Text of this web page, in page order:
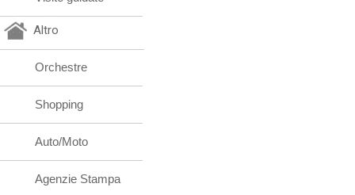
Altro
Orchestre
Shopping
Auto/Moto
Agenzie Stampa